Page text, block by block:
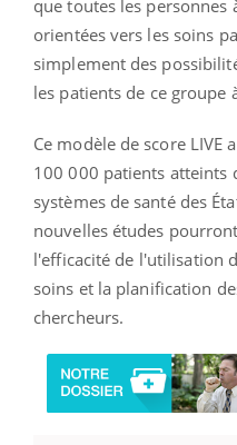
que toutes les personnes
orientées vers les soins
simplement des
les patients de ce groupe
Ce modèle de score LIVE
100 000 patients atteints
systèmes de santé des
nouvelles études
l'efficacité de l'utilisation
soins et la planification
chercheurs.